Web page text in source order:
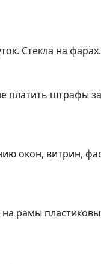
Стекла на
штрафы
окон, витрин,
рамы